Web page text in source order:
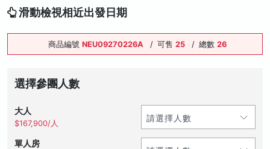
滑動檢視相近出發日期
商品編號 NEU09270226A / 可售 25 / 總數 26
選擇參團人數
大人
$167,900/人
單人房